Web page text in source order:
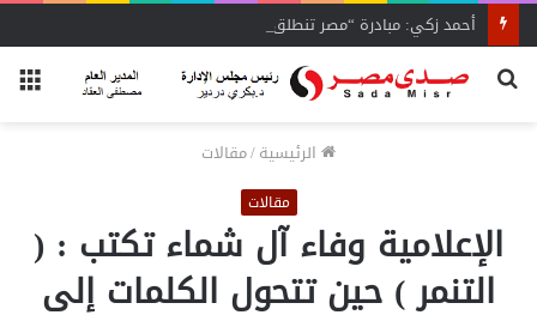
أحمد زكي: مبادرة “مصر تنطلق بالتصدير”
بحث
الرئيسية/مقالات
مقالات
الإعلامية وفاء آل شماء تكتب : (
التنمر ) حين تتحول الكلمات إلى